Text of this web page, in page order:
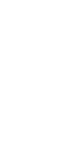
por
decidido a
también
más
que cada
a ciencia y
de un
y